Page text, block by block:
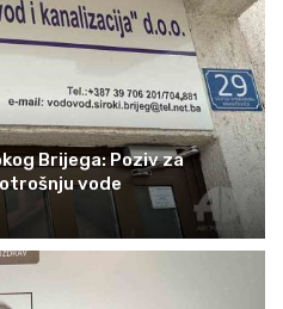
Brijega: Poziv za
vode